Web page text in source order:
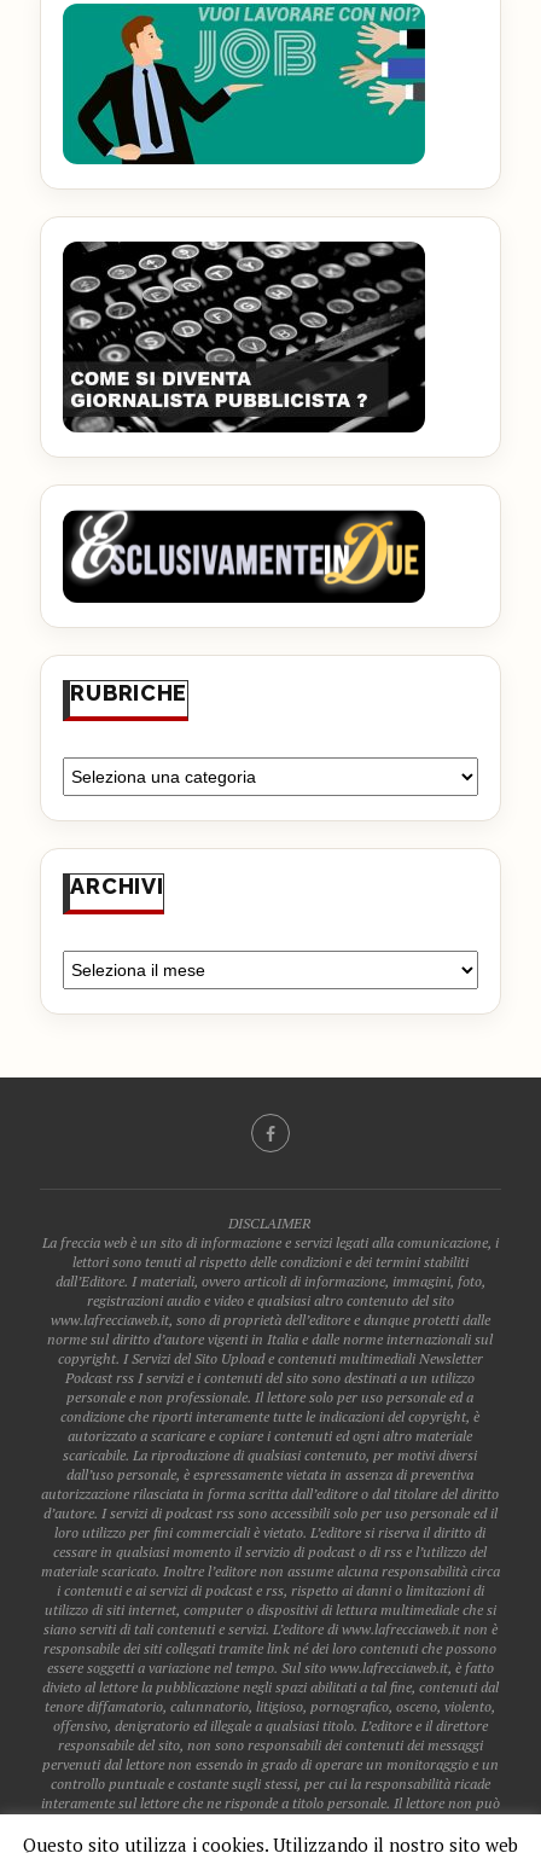
RUBRICHE
ARCHIVI
DISCLAIMER
La freccia web è un sito di informazione e servizi legati alla comunicazione, i
lettori sono tenuti al rispetto delle condizioni e dei termini stabiliti
dall’Editore. I materiali, ovvero articoli di informazione, immagini, foto,
registrazioni audio e video e qualsiasi altro contenuto del sito
www.lafrecciaweb.it, sono di proprietà dell’editore e dunque protetti dalle
norme sul diritto d’autore vigenti in Italia e dalle norme internazionali sul
copyright. I Servizi del Sito Upload e contenuti multimediali Newsletter
Podcast rss I servizi e i contenuti del sito sono destinati a un utilizzo
personale e non professionale. Il lettore solo per uso personale ed a
condizione che riporti interamente tutte le indicazioni del copyright, è
autorizzato a scaricare e copiare i contenuti ed ogni altro materiale
scaricabile. La riproduzione di qualsiasi contenuto, per motivi diversi
dall’uso personale, è espressamente vietata in assenza di preventiva
autorizzazione rilasciata in forma scritta dall’editore o dal titolare del diritto
d’autore. I servizi di podcast rss sono accessibili solo per uso personale ed il
loro utilizzo per fini commerciali è vietato. L’editore si riserva il diritto di
cessare in qualsiasi momento il servizio di podcast o di rss e l’utilizzo del
materiale scaricato. Inoltre l’editore non assume alcuna responsabilità circa
i contenuti e ai servizi di podcast e rss, rispetto ai danni o limitazioni di
utilizzo di siti internet, computer o dispositivi di lettura multimediale che si
siano serviti di tali contenuti e servizi. L’editore di www.lafrecciaweb.it non è
responsabile dei siti collegati tramite link né dei loro contenuti che possono
essere soggetti a variazione nel tempo. Sul sito www.lafrecciaweb.it, è fatto
divieto al lettore la pubblicazione negli spazi abilitati a tal fine, contenuti dal
tenore diffamatorio, calunnatorio, litigioso, pornografico, osceno, violento,
offensivo, denigratorio ed illegale a qualsiasi titolo. L’editore e il direttore
responsabile del sito, non sono responsabili dei contenuti dei messaggi
pervenuti dal lettore non essendo in grado di operare un monitoraggio e un
controllo puntuale e costante sugli stessi, per cui la responsabilità ricade
interamente sul lettore che ne risponde a titolo personale. Il lettore non può
siano già accessibili sul web. Il lettore non acquisisce alcun diritto in
Questo sito utilizza i cookies. Utilizzando il nostro sito web